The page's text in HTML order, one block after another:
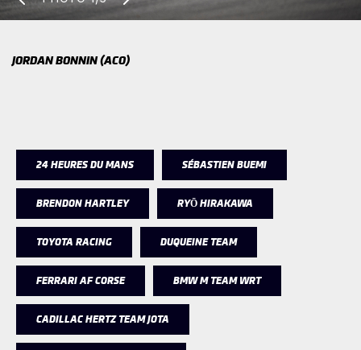
JORDAN BONNIN (ACO)
24 HEURES DU MANS SÉBASTIEN BUEMI
BRENDON HARTLEY RYŌ HIRAKAWA
TOYOTA RACING DUQUEINE TEAM
FERRARI AF CORSE BMW M TEAM WRT
CADILLAC HERTZ TEAM JOTA